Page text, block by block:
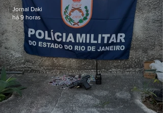
Jornal Daki
há 9 horas